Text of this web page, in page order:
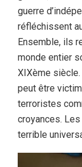
guerre
réfléchissent
Ensemble, ils
monde entier
XIXème siècle.
peut être
terroristes
croyances.
terrible